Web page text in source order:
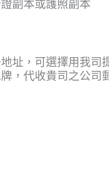
副本或護照副本
址，可選擇用我
，代收貴司之公